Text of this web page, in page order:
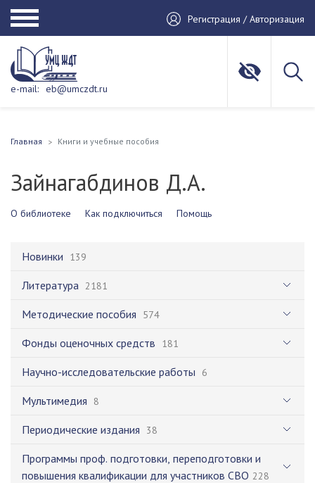
Регистрация / Авторизация
e-mail: eb@umczdt.ru
Главная Книги и учебные пособия
Зайнагабдинов Д.А.
О библиотеке Как подключиться Помощь
Новинки 139
Литература 2181
Методические пособия 574
Фонды оценочных средств 181
Научно-исследовательские работы 6
Мультимедия 8
Периодические издания 38
Программы проф. подготовки, переподготовки и
повышения квалификации для участников СВО 228